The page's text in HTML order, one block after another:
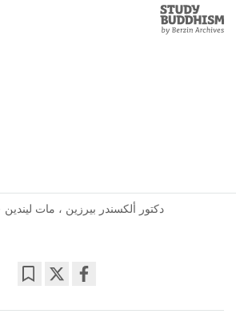
Study
Buddhism
دكتور ألكسندر بيرزين ، مات ليندين
on